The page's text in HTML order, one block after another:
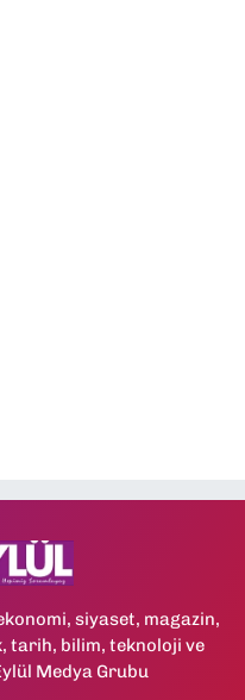
siyaset, magazin,
tarih, bilim, teknoloji ve
Medya Grubu